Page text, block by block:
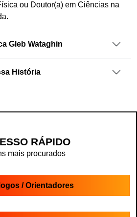
ou Doutor(a) em Ciências na
Gleb Wataghin
História
RÁPIDO
mais procurados
/ Orientadores